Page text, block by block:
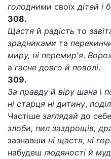
голодними своїхдітей і
308.
Щастя й радість то
зрадниками та
миру, ні перемир'я.
а гасне довго й поволі.
309.
За правду й вipy шана і
ні старця ні дитину,
Частіше заглядай до
злоби, пил заздрощів,
зазнавши ні щастя, ні
набудешлюдяності й